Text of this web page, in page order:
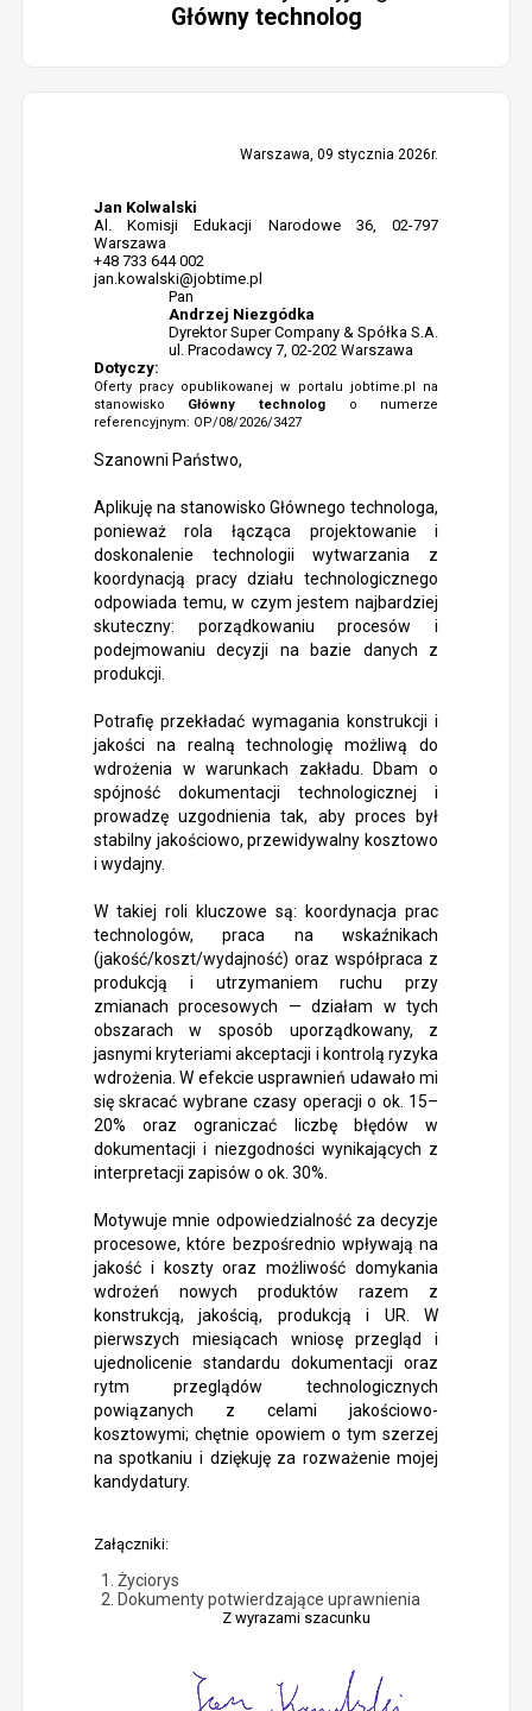
Główny technolog
Warszawa, 09 stycznia 2026r.
Jan Kolwalski
Al. Komisji Edukacji Narodowe 36, 02-797
Warszawa
+48 733 644 002
jan.kowalski@jobtime.pl
Pan
Andrzej Niezgódka
Dyrektor Super Company & Spółka S.A.
ul. Pracodawcy 7, 02-202 Warszawa
Dotyczy:
Oferty pracy opublikowanej w portalu jobtime.pl na
stanowisko Główny technolog o numerze
referencyjnym: OP/08/2026/3427
Szanowni Państwo,
Aplikuję na stanowisko Głównego technologa,
ponieważ rola łącząca projektowanie i
doskonalenie technologii wytwarzania z
koordynacją pracy działu technologicznego
odpowiada temu, w czym jestem najbardziej
skuteczny: porządkowaniu procesów i
podejmowaniu decyzji na bazie danych z
produkcji.
Potrafię przekładać wymagania konstrukcji i
jakości na realną technologię możliwą do
wdrożenia w warunkach zakładu. Dbam o
spójność dokumentacji technologicznej i
prowadzę uzgodnienia tak, aby proces był
stabilny jakościowo, przewidywalny kosztowo
i wydajny.
W takiej roli kluczowe są: koordynacja prac
technologów, praca na wskaźnikach
(jakość/koszt/wydajność) oraz współpraca z
produkcją i utrzymaniem ruchu przy
zmianach procesowych — działam w tych
obszarach w sposób uporządkowany, z
jasnymi kryteriami akceptacji i kontrolą ryzyka
wdrożenia. W efekcie usprawnień udawało mi
się skracać wybrane czasy operacji o ok. 15–
20% oraz ograniczać liczbę błędów w
dokumentacji i niezgodności wynikających z
interpretacji zapisów o ok. 30%.
Motywuje mnie odpowiedzialność za decyzje
procesowe, które bezpośrednio wpływają na
jakość i koszty oraz możliwość domykania
wdrożeń nowych produktów razem z
konstrukcją, jakością, produkcją i UR. W
pierwszych miesiącach wniosę przegląd i
ujednolicenie standardu dokumentacji oraz
rytm przeglądów technologicznych
powiązanych z celami jakościowo-
kosztowymi; chętnie opowiem o tym szerzej
na spotkaniu i dziękuję za rozważenie mojej
kandydatury.
Załączniki:
Życiorys
Dokumenty potwierdzające uprawnienia
Z wyrazami szacunku